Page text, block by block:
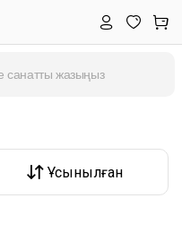
Ұсынылған